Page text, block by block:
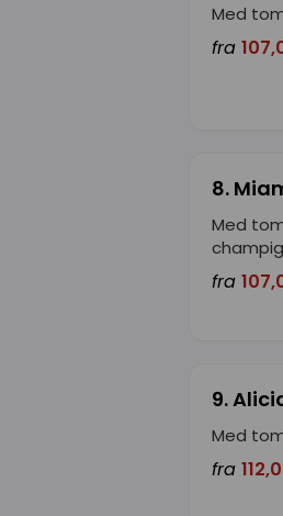
Med
fra
8.
Med
fra
9.
Med
fra